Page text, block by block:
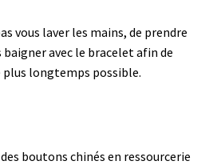
vous laver les mains, de prendre
baigner avec le bracelet afin de
longtemps possible.
boutons chinés en ressourcerie